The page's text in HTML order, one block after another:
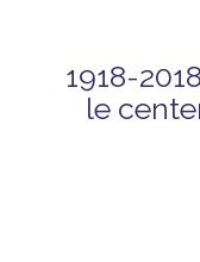
1918-
le